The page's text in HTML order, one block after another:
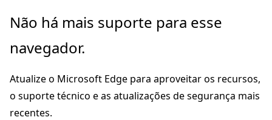
Pular
o
principal
Não há mais suporte para esse
navegador.
Atualize o Microsoft Edge para aproveitar os recursos,
o suporte técnico e as atualizações de segurança mais
recentes.